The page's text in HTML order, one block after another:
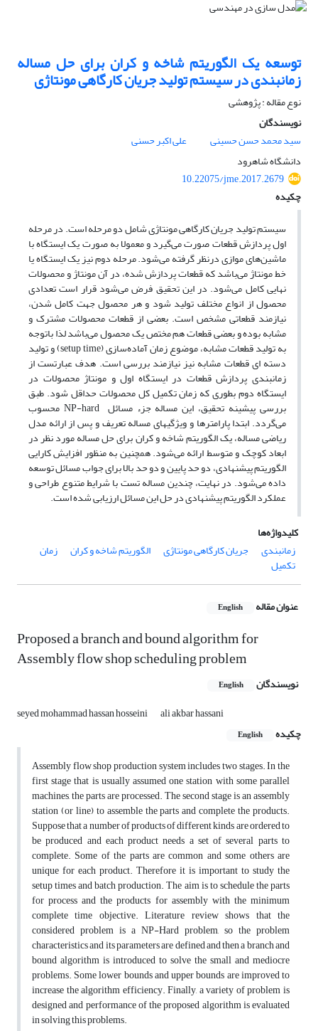
توسعه یک الگوریتم شاخه و کران برای حل مساله
زمانبندی در سیستم تولید جریان کارگاهی مونتاژی
نوع مقاله : پژوهشی
نویسندگان
سید محمد حسن حسینی
علی اکبر حسنی
دانشگاه شاهرود
10.22075/jme.2017.2679
چکیده
سیستم تولید جریان کارگاهی مونتاژی شامل دو مرحله است. در مرحله
اول پردازش قطعات صورت می‌گیرد و معمولا به صورت یک ایستگاه با
ماشین‌های موازی درنظر گرفته می‌شود. مرحله دوم نیز یک ایستگاه یا
خط مونتاژ می‌باشد که قطعات پردازش شده، در آن مونتاژ و محصولات
نهایی کامل می‌شود. در این تحقیق فرض می‌شود قرار است تعدادی
محصول از انواع مختلف تولید شود و هر محصول جهت کامل شدن،
نیازمند قطعاتی مشخص است. بعضی از قطعات محصولات مشترک و
مشابه بوده و بعضی قطعات هم مختص یک محصول می‌باشد لذا باتوجه
به تولید قطعات مشابه، موضوع زمان آماده‌سازی (setup time) و تولید
دسته ای قطعات مشابه نیز نیازمند بررسی است. هدف عبارتست از
زمانبندی پردازش قطعات در ایستگاه اول و مونتاژ محصولات در
ایستگاه دوم بطوری که زمان تکمیل کل محصولات حداقل شود. طبق
بررسی پیشینه تحقیق، این مساله جزء مسائل NP-hard محسوب
می‌گردد. ابتدا پارامترها و ویژگیهای مساله تعریف و پس از ارائه مدل
ریاضی مساله، یک الگوریتم شاخه و کران برای حل مساله مورد نظر در
ابعاد کوچک و متوسط ارائه می‌شود. همچنین به منظور افزایش کارایی
الگوریتم پیشنهادی، دو حد پایین و دو حد بالا برای جواب مسائل توسعه
داده می‌شود. در نهایت، چندین مساله تست با شرایط متنوع طراحی و
عملکرد الگوریتم پیشنهادی در حل این مسائل ارزیابی شده است.
کلیدواژه‌ها
زمانبندی
جریان کارگاهی مونتاژی الگوریتم شاخه و کران زمان
تکمیل
عنوان مقاله English
Proposed a branch and bound algorithm for
Assembly flow shop scheduling problem
نویسندگان English
seyed mohammad hassan hosseini
ali akbar hassani
چکیده
English
Assembly flow shop production system includes two stages. In the
first stage that is usually assumed one station with some parallel
machines, the parts are processed. The second stage is an assembly
station (or line) to assemble the parts and complete the products.
Suppose that a number of products of different kinds are ordered to
be produced and each product needs a set of several parts to
complete. Some of the parts are common and some others are
unique for each product. Therefore it is important to study the
setup times and batch production. The aim is to schedule the parts
for process and the products for assembly with the minimum
complete time objective. Literature review shows that the
considered problem is a NP-Hard problem, so the problem
characteristics and its parameters are defined and then a branch and
bound algorithm is introduced to solve the small and mediocre
problems. Some lower bounds and upper bounds are improved to
increase the algorithm efficiency. Finally, a variety of problem is
designed and performance of the proposed algorithm is evaluated
in solving this problems.